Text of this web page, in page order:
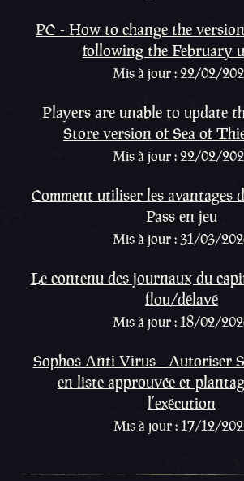
PC - How to change the
following the February
Mis à jour : 22/02/
Players are unable to update
Store version of Sea of
Mis à jour : 22/02/
Comment utiliser les avantages
Pass en jeu
Mis à jour : 31/03/
Le contenu des journaux du
flou/délavé
Mis à jour : 18/02/
Sophos Anti-Virus - Autoriser
en liste approuvée et
l’exécution
Mis à jour : 17/12/